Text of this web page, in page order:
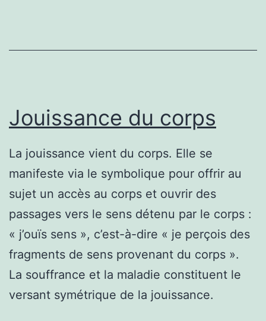
Jouissance du corps
La jouissance vient du corps. Elle se
manifeste via le symbolique pour offrir au
sujet un accès au corps et ouvrir des
passages vers le sens détenu par le corps :
« j’ouïs sens », c’est-à-dire « je perçois des
fragments de sens provenant du corps ».
La souffrance et la maladie constituent le
versant symétrique de la jouissance.